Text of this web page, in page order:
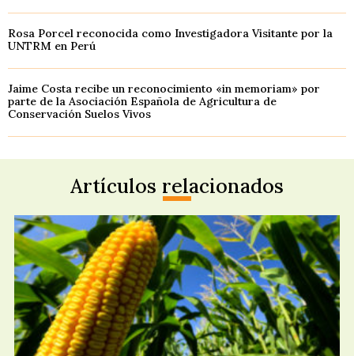
Rosa Porcel reconocida como Investigadora Visitante por la
UNTRM en Perú
Jaime Costa recibe un reconocimiento «in memoriam» por
parte de la Asociación Española de Agricultura de
Conservación Suelos Vivos
Artículos relacionados